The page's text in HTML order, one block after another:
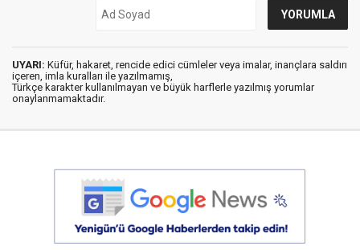
UYARI: Küfür, hakaret, rencide edici cümleler veya imalar, inançlara saldırı
içeren, imla kuralları ile yazılmamış,
Türkçe karakter kullanılmayan ve büyük harflerle yazılmış yorumlar
onaylanmamaktadır.